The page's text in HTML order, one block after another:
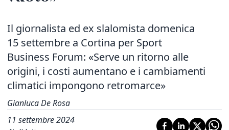
Il giornalista ed ex slalomista domenica
15 settembre a Cortina per Sport
Business Forum: «Serve un ritorno alle
origini, i costi aumentano e i cambiamenti
climatici impongono retromarce»
Gianluca De Rosa
11 settembre 2024